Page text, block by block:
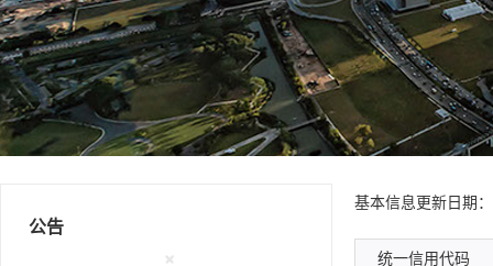
公告
基本信息 更新日期
统一信用代码